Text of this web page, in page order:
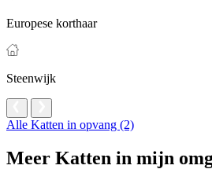
Europese korthaar
Steenwijk
Alle Katten in opvang (2)
Meer Katten in mijn